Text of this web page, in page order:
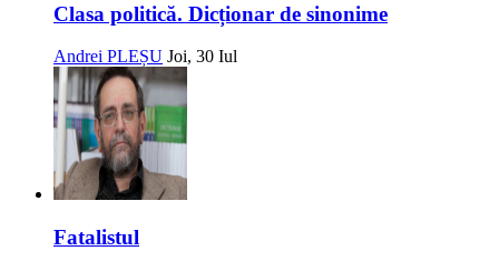
Clasa politică. Dicționar de sinonime
Andrei PLEȘU Joi, 30 Iul
Fatalistul